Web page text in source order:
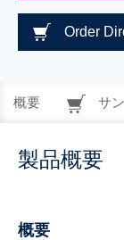
Order
概要 サ
製品概要
概要